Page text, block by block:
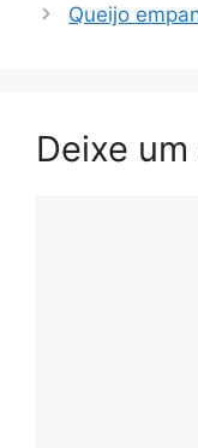
Queijo
Deixe